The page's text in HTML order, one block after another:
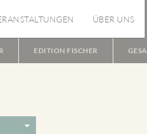
ÜBER UNS
EDITION FISCHER